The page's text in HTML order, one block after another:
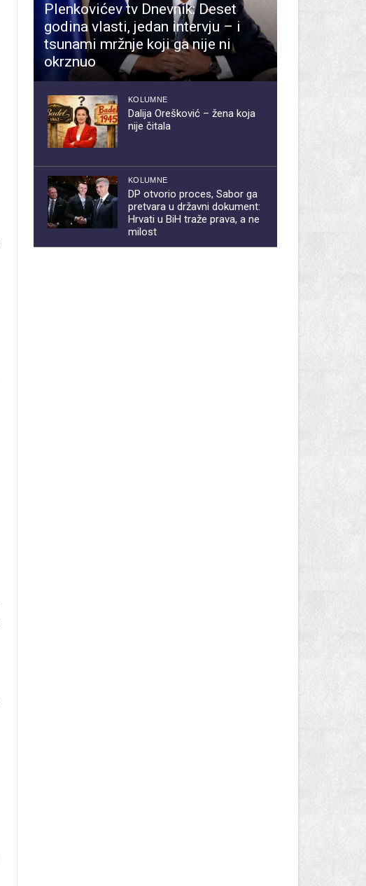
Plenkovićev tv Dnevnik: Deset
godina vlasti, jedan intervju – i
tsunami mržnje koji ga nije ni
okrznuo
KOLUMNE
Dalija Orešković – žena koja
nije čitala
KOLUMNE
DP otvorio proces, Sabor ga
pretvara u državni dokument:
Hrvati u BiH traže prava, a ne
milost